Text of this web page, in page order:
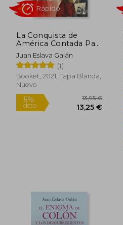
La Conquista de
América Contada Para
Escépticos
Juan Eslava Galán
(1)
Booket, 2021, Tapa Blanda,
Nuevo
5%